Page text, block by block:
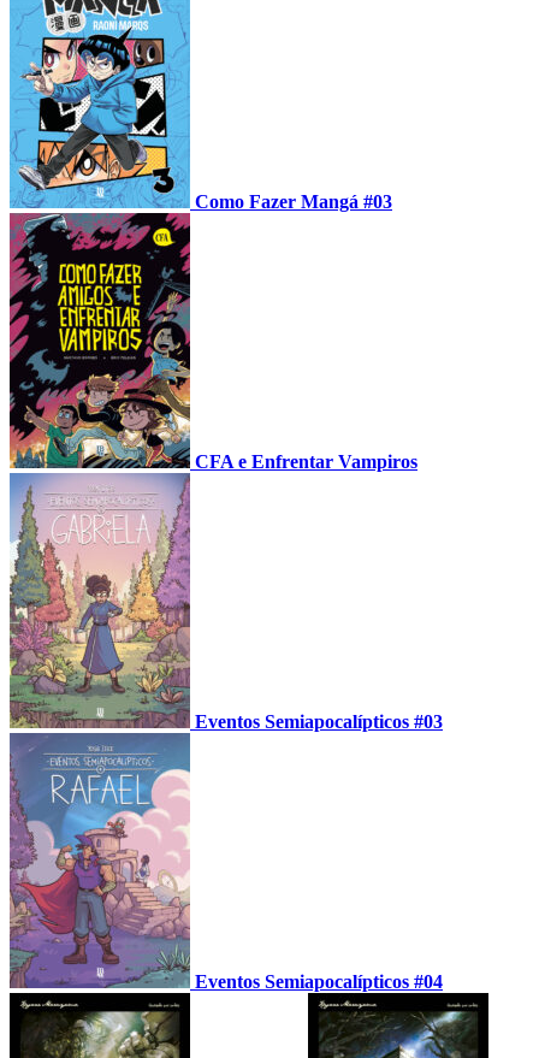
Como Fazer Mangá #03
CFA e Enfrentar Vampiros
Eventos Semiapocalípticos #03
Eventos Semiapocalípticos #04